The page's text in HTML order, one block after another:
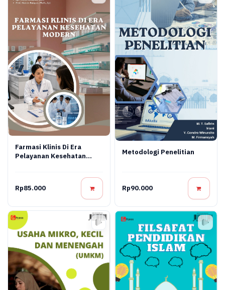
Farmasi Klinis Di Era
Pelayanan Kesehatan
Rp85.000
Metodologi Penelitian
Rp90.000